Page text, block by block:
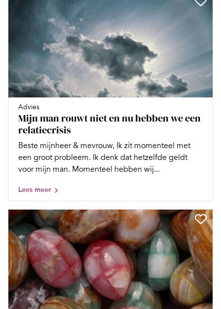
Advies
Mijn man rouwt niet en nu hebben we een
relatiecrisis
Beste mijnheer & mevrouw, Ik zit momenteel met
een groot probleem. Ik denk dat hetzelfde geldt
voor mijn man. Momenteel hebben wij...
Lees meer